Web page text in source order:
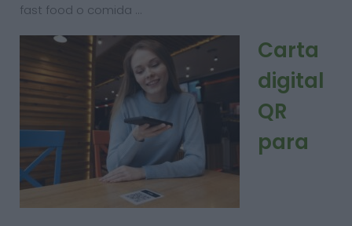
fast food o comida …
Carta
digital
QR
para